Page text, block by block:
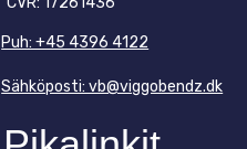
Puh: +45 4396 4122
Sähköposti: vb@viggobendz.dk